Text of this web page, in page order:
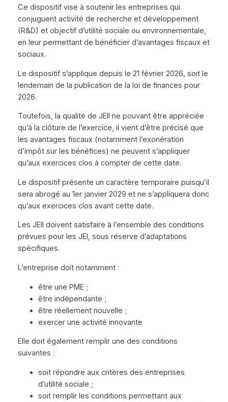
Ce dispositif vise à soutenir les entreprises qui
conjuguent activité de recherche et développement
(R&D) et objectif d’utilité sociale ou environnementale,
en leur permettant de bénéficier d’avantages fiscaux et
sociaux.
Le dispositif s’applique depuis le 21 février 2026, soit le
lendemain de la publication de la loi de finances pour
2026.
Toutefois, la qualité de JEII ne pouvant être appréciée
qu’à la clôture de l’exercice, il vient d’être précisé que
les avantages fiscaux (notamment l’exonération
d’impôt sur les bénéfices) ne peuvent s’appliquer
qu’aux exercices clos à compter de cette date.
Le dispositif présente un caractère temporaire puisqu’il
sera abrogé au 1er janvier 2029 et ne s’appliquera donc
qu’aux exercices clos avant cette date.
Les JEII doivent satisfaire à l’ensemble des conditions
prévues pour les JEI, sous réserve d’adaptations
spécifiques.
L’entreprise doit notamment :
être une PME ;
être indépendante ;
être réellement nouvelle ;
exercer une activité innovante
Elle doit également remplir une des conditions
suivantes :
soit répondre aux critères des entreprises
d’utilité sociale ;
soit remplir les conditions permettant aux